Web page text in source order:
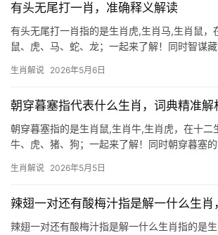
有头无尾打一肖，准确释义解读
有头无尾打一肖指的是生肖虎,生肖马,生肖鼠，
鼠、虎、马、蛇、龙；一起来了解！同时智谋
开局，却常因过度谨慎而错失良机，属鼠人明年
生肖解说 2026年5月6日
朝穿暮塞指代表什么生肖，词典精准解
朝穿暮塞指的是生肖鼠,生肖牛,生肖虎，在十二
牛、虎、猪、狗；一起来了解！同时朝穿暮塞
测，在生肖文化中，生肖鼠以其机敏灵活的特性
生肖解说 2026年5月5日
辣翅一对还有酸梅汁指是解一什么生肖
辣翅一对还有酸梅汁指是解一什么生肖指的是